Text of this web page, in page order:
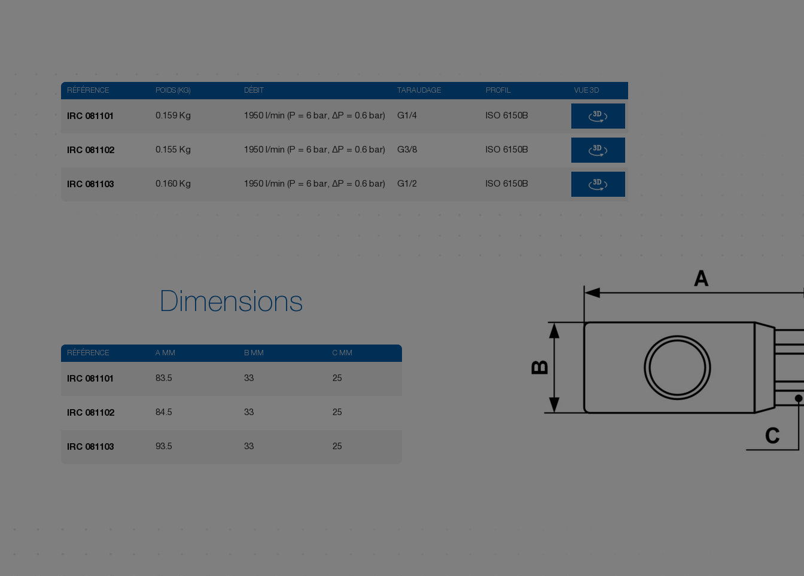
RÉFÉRENCE POIDS (KG) DÉBIT TARAUDAGE PROFIL VUE 3D
IRC 081101 0.159 Kg 1950 l/min (P = 6 bar, ΔP = 0.6 bar) G1/4 ISO 6150B 3D
IRC 081102 0.155 Kg 1950 l/min (P = 6 bar, ΔP = 0.6 bar) G3/8 ISO 6150B 3D
IRC 081103 0.160 Kg 1950 l/min (P = 6 bar, ΔP = 0.6 bar) G1/2 ISO 6150B 3D
Dimensions
RÉFÉRENCE A MM B MM C MM
IRC 081101 83.5 33 25
IRC 081102 84.5 33 25
IRC 081103 93.5 33 25